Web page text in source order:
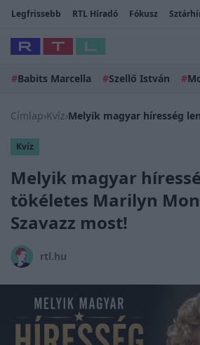
Legfrissebb RTL Híradó Fókusz
#Babits Marcella #Szellő István #
Címlap›Kvíz›
Kvíz
Melyik magyar
tökéletes Marilyn
Szavazz most!
rtl.hu